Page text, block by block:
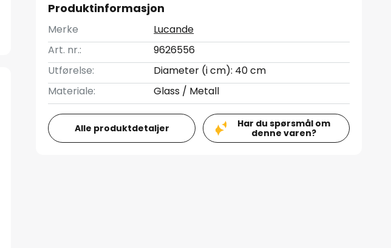
Produktinformasjon
Merke
Lucande
Art. nr.:
9626556
Utførelse:
Diameter (i cm): 40 cm
Materiale:
Glass / Metall
Alle produktdetaljer
Har du spørsmål om
denne varen?